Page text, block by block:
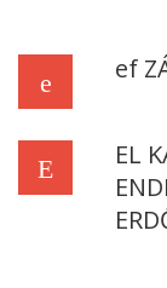
e ef
E
EL